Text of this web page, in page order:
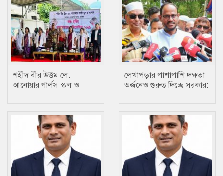
শহীদ বীর উত্তম লে.
আনোয়ার গার্লস স্কুল ও
লেখাপড়ার পাশাপাশি দক্ষতা
অর্জনেও গুরুত্ব দিচ্ছে সরকার: